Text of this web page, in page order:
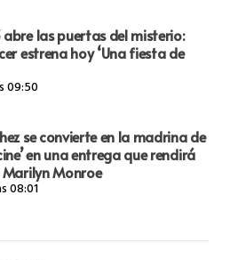
las puertas del misterio:
estrena hoy ‘Una fiesta de
09:50
se convierte en la madrina de
en una entrega que rendirá
Monroe
08:01